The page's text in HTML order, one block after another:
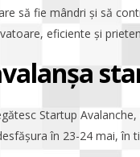
să fie mândri și să
eficiente și
Startup
în 23-24 mai, în